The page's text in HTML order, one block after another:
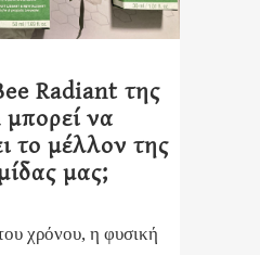
Radiant της
να
το μέλλον της
μας;
χρόνου, η φυσική